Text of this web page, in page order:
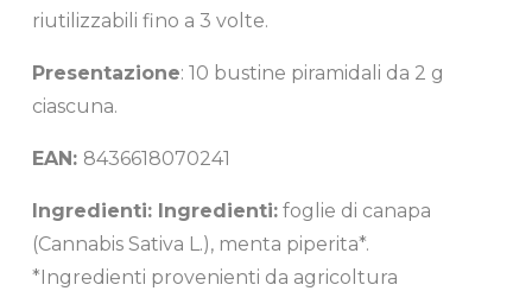
riutilizzabili fino a 3 volte.
Presentazione: 10 bustine piramidali da 2 g
ciascuna.
EAN: 8436618070241
Ingredienti: Ingredienti: foglie di canapa
(Cannabis Sativa L.), menta piperita*.
*Ingredienti provenienti da agricoltura